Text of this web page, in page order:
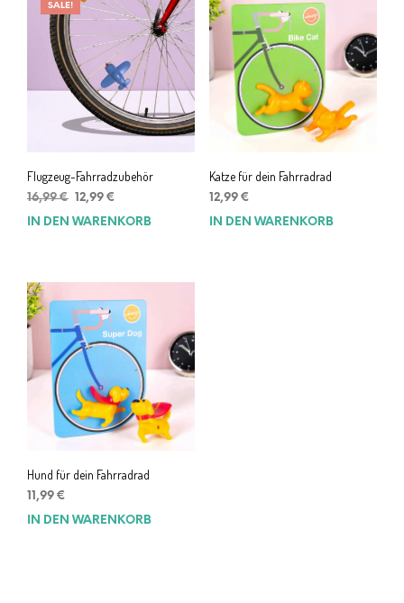
SALE!
Flugzeug-Fahrradzubehör
16,99€ Ursprünglicher
12,99 €
IN DEN WARENKORB
Katze für dein Fahrradrad
12,99 €
IN DEN WARENKORB
Hund für dein Fahrradrad
11,99 €
IN DEN WARENKORB